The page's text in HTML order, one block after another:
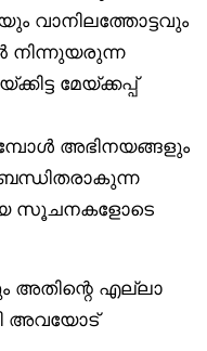
വാനിലത്തോട്ടവും
നിന്നുയരുന്ന
മേയ്ക്കപ്പ്
അഭിനയങ്ങളും
സൂചനകളോടെ
എല്ലാ
അവയോട്